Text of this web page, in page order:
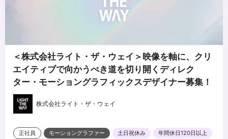
＜株式会社ライト・ザ・ウェイ＞映像を軸に、クリ
エイティブで向かうべき道を切り開くディレク
ター・モーショングラフィックスデザイナー募集！
株式会社ライト・ザ・ウェイ
正社員 モーショングラファー 土日祝休み
年間休日120日以上